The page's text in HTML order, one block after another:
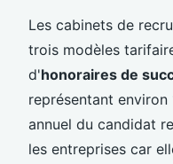
Les cabinets de
trois modèles
d'honoraires de
représentant environ
annuel du candidat
les entreprises car